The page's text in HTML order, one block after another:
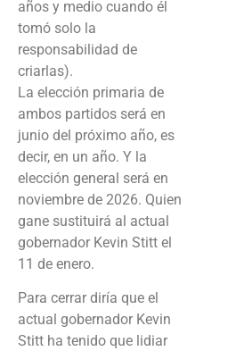
años y medio cuando él
tomó solo la
responsabilidad de
criarlas).
La elección primaria de
ambos partidos será en
junio del próximo año, es
decir, en un año. Y la
elección general será en
noviembre de 2026. Quien
gane sustituirá al actual
gobernador Kevin Stitt el
11 de enero.
Para cerrar diría que el
actual gobernador Kevin
Stitt ha tenido que lidiar